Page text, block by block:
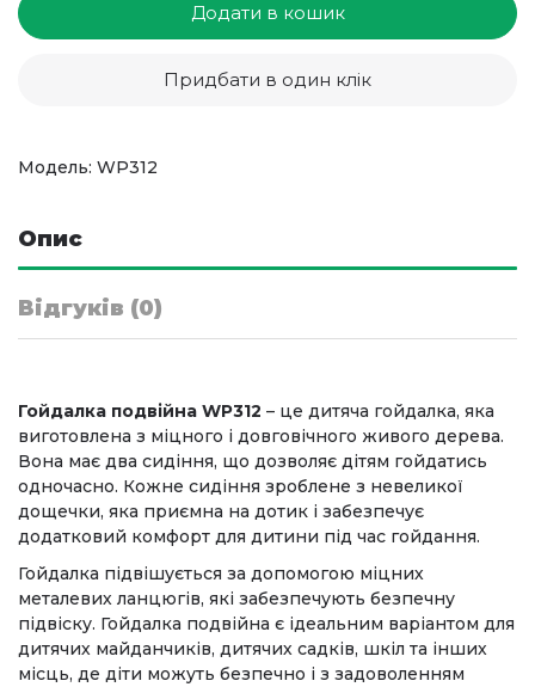
Додати в кошик
Придбати в один клік
Модель: WP312
Опис
Відгуків (0)
Гойдалка подвійна WP312 – це дитяча гойдалка, яка
виготовлена з міцного і довговічного живого дерева.
Вона має два сидіння, що дозволяє дітям гойдатись
одночасно. Кожне сидіння зроблене з невеликої
дощечки, яка приємна на дотик і забезпечує
додатковий комфорт для дитини під час гойдання.
Гойдалка підвішується за допомогою міцних
металевих ланцюгів, які забезпечують безпечну
підвіску. Гойдалка подвійна є ідеальним варіантом для
дитячих майданчиків, дитячих садків, шкіл та інших
місць, де діти можуть безпечно і з задоволенням